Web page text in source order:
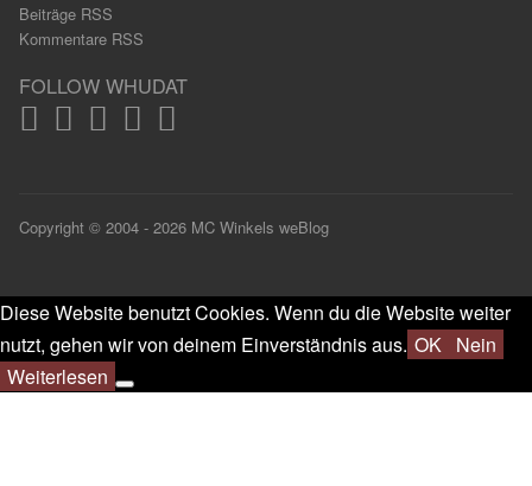
Beiträge RSS
Kommentare RSS
FOLLOW WHUDAT
Copyright © 2004 - 2026 MC Winkels weBlog
Diese Website benutzt Cookies. Wenn du die Website weiter
nutzt, gehen wir von deinem Einverständnis aus. OK Nein
Weiterlesen